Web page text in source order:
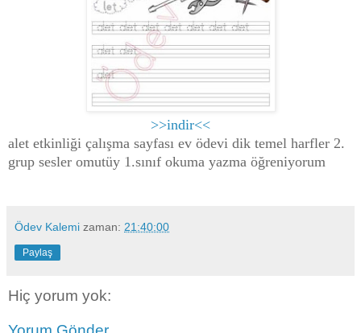
>>indir<<
alet etkinliği çalışma sayfası ev ödevi dik temel harfler 2.
grup sesler omutüy 1.sınıf okuma yazma öğreniyorum
Ödev Kalemi zaman: 21:40:00
Paylaş
Hiç yorum yok: